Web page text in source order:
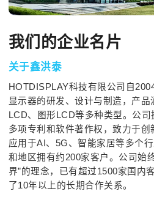
我们的企业名片
关于鑫洪泰
HOTDISPLAY科技有限公司自
显示器的研发、设计与制造，产
LCD、图形LCD等多种类型。公
多项专利和软件著作权，致力于
应用于AI、5G、智能家居等多个
和地区拥有约200家客户。公司始
界”的理念，已有超过1500家国内
了10年以上的长期合作关系。